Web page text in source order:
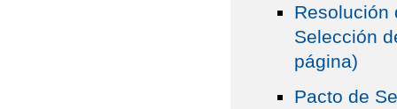
Resolución
Selección
página)
Pacto de